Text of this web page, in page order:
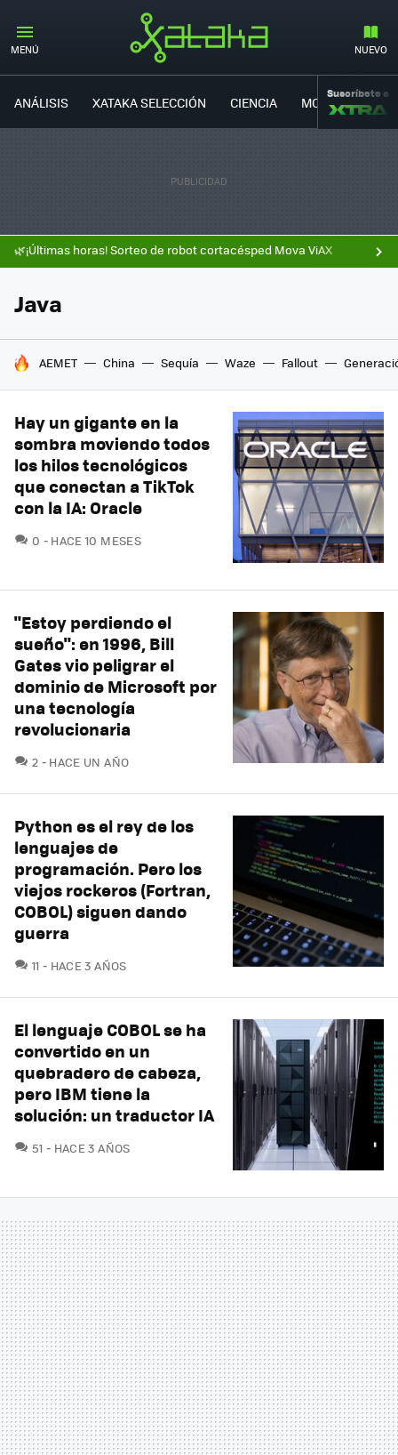
MENÚ NUEVO
ANÁLISIS XATAKA SELECCIÓN CIENCIA MOVILIDAD
Suscríbete a
🌿¡Últimas horas! Sorteo de robot cortacésped Mova ViAX
Java
HOY SE HABLA DE
AEMET China Sequía Waze Fallout
Hay un gigante en la
sombra moviendo todos
los hilos tecnológicos
que conectan a TikTok
con la IA: Oracle
0 COMENTARIOS
HACE 10 MESES
"Estoy perdiendo el
sueño": en 1996, Bill
Gates vio peligrar el
dominio de Microsoft por
una tecnología
revolucionaria
2 COMENTARIOS
HACE UN AÑO
Python es el rey de los
lenguajes de
programación. Pero los
viejos rockeros (Fortran,
COBOL) siguen dando
guerra
11 COMENTARIOS
HACE 3 AÑOS
El lenguaje COBOL se ha
convertido en un
quebradero de cabeza,
pero IBM tiene la
solución: un traductor IA
51 COMENTARIOS
HACE 3 AÑOS